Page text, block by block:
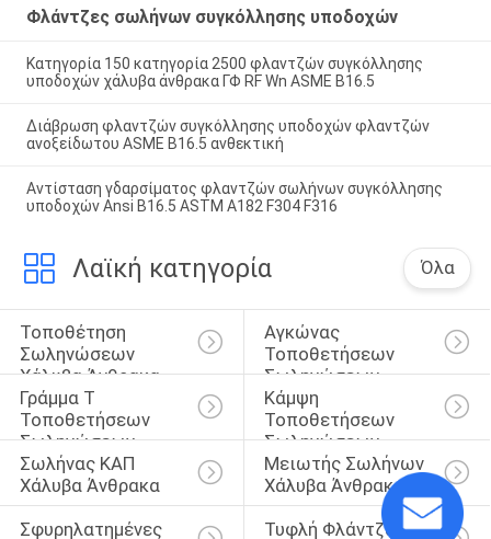
Φλάντζες σωλήνων συγκόλλησης υποδοχών
Κατηγορία 150 κατηγορία 2500 φλαντζών συγκόλλησης
υποδοχών χάλυβα άνθρακα ΓΦ RF Wn ASME B16.5
Διάβρωση φλαντζών συγκόλλησης υποδοχών φλαντζών
ανοξείδωτου ASME B16.5 ανθεκτική
Αντίσταση γδαρσίματος φλαντζών σωλήνων συγκόλλησης
υποδοχών Ansi B16.5 ASTM A182 F304 F316
Λαϊκή κατηγορία Όλα
Τοποθέτηση
Σωληνώσεων
Χάλυβα Άνθρακα
Αγκώνας
Τοποθετήσεων
Σωληνώσεων
Γράμμα Τ
Τοποθετήσεων
Σωληνώσεων
Κάμψη
Τοποθετήσεων
Σωληνώσεων
Σωλήνας ΚΑΠ
Χάλυβα Άνθρακα
Μειωτής Σωλήνων
Χάλυβα Άνθρακα
Σφυρηλατημένες
Τυφλή Φλάντζα